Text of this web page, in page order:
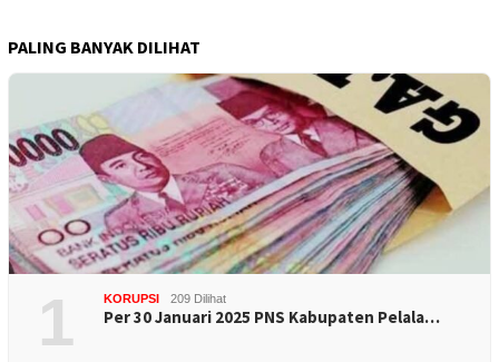
PALING BANYAK DILIHAT
1 KORUPSI 209 Dilihat
Per 30 Januari 2025 PNS Kabupaten Pelala…